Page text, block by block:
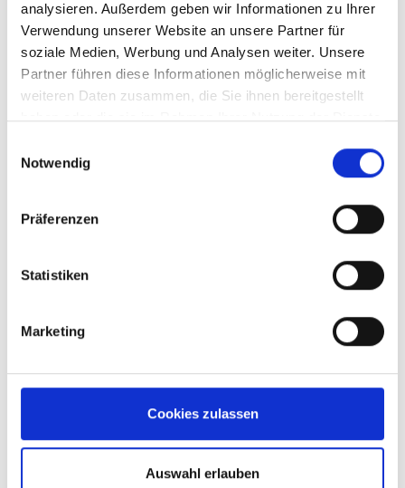
analysieren. Außerdem geben wir Informationen zu Ihrer
Verwendung unserer Website an unsere Partner für
soziale Medien, Werbung und Analysen weiter. Unsere
Partner führen diese Informationen möglicherweise mit
weiteren Daten zusammen, die Sie ihnen bereitgestellt
haben oder die sie im Rahmen Ihrer Nutzung der Dienste
Notwendig
Präferenzen
Statistiken
Marketing
Cookies zulassen
Auswahl erlauben